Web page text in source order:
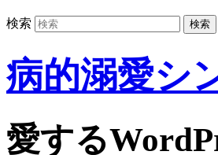
検索
病的溺愛シ
愛する